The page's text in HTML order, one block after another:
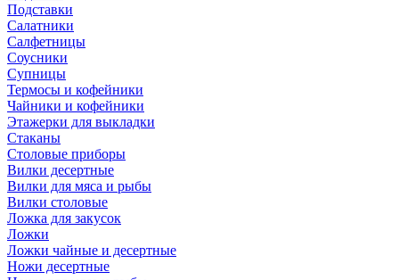
Подставки
Салатники
Салфетницы
Соусники
Супницы
Термосы и кофейники
Чайники и кофейники
Этажерки для выкладки
Стаканы
Столовые приборы
Вилки десертные
Вилки для мяса и рыбы
Вилки столовые
Ложка для закусок
Ложки
Ложки чайные и десертные
Ножи десертные